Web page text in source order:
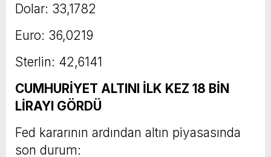
Dolar: 33,1782
Euro: 36,0219
Sterlin: 42,6141
CUMHURİYET ALTINI İLK KEZ 18 BİN
LİRAYI GÖRDÜ
Fed kararının ardından altın piyasasında
son durum: